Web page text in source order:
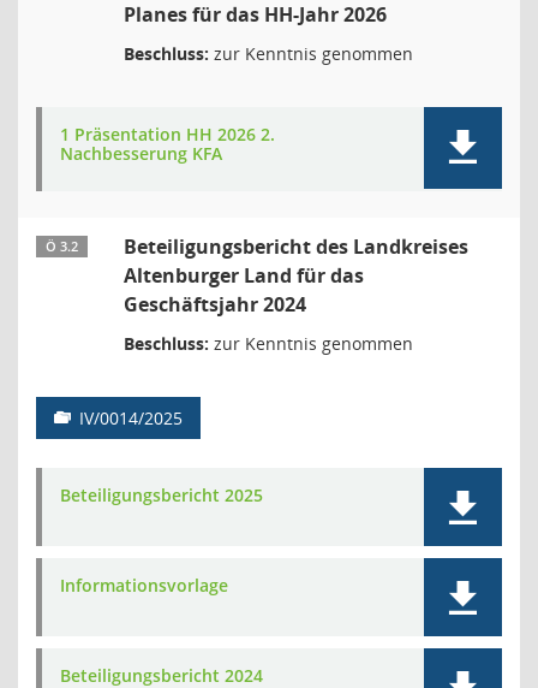
Planes für das HH-Jahr 2026
Beschluss: zur Kenntnis genommen
1 Präsentation HH 2026 2.
Nachbesserung KFA
Ö 3.2
Beteiligungsbericht des Landkreises
Altenburger Land für das
Geschäftsjahr 2024
Beschluss: zur Kenntnis genommen
IV/0014/2025
Beteiligungsbericht 2025
Informationsvorlage
Beteiligungsbericht 2024